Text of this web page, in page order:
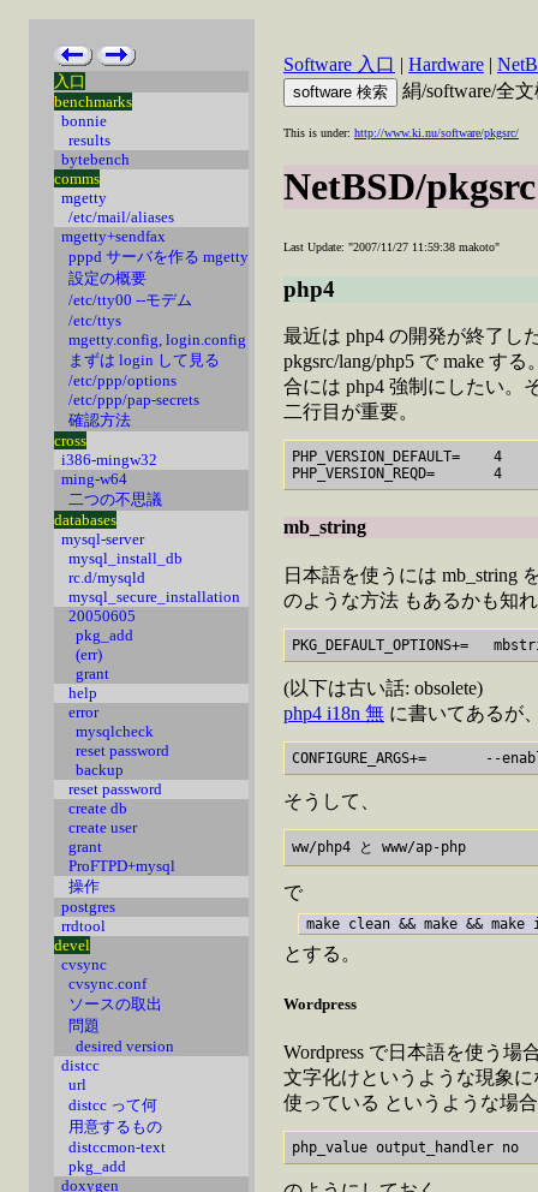
入口
benchmarks
bonnie
results
bytebench
comms
mgetty
/etc/mail/aliases
mgetty+sendfax
pppd サーバを作る mgetty
設定の概要
/etc/tty00 --モデム
/etc/ttys
mgetty.config, login.config
まずは login して見る
/etc/ppp/options
/etc/ppp/pap-secrets
確認方法
cross
i386-mingw32
ming-w64
二つの不思議
databases
mysql-server
mysql_install_db
rc.d/mysqld
mysql_secure_installation
20050605
pkg_add
(err)
grant
help
error
mysqlcheck
reset password
backup
reset password
create db
create user
grant
ProFTPD+mysql
操作
postgres
rrdtool
devel
cvsync
cvsync.conf
ソースの取出
問題
desired version
distcc
url
distcc って何
用意するもの
distccmon-text
pkg_add
doxygen
Software 入口 | Hardware |
絹/software/全
This is under: http://www.ki.nu/software/pkgsrc/
NetBSD/pkgsrc
Last Update: "2007/11/27 11:59:38 makoto"
php4
最近は php4 の開発が終了し
pkgsrc/lang/php5 で make す
合には php4 強制にしたい。
二行目が重要。
PHP_VERSION_DEFAULT=    4
mb_string
日本語を使うには mb_string
のような方法 もあるかも知
(以下は古い話: obsolete)
php4 i18n 無 に書いてあるが
そうして、
で
make clean && make &&
とする。
Wordpress
Wordpress で日本語を使う
文字化けというような現象に
使っている というような場